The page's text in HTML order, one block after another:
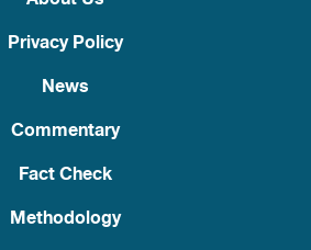
Privacy Policy
News
Commentary
Fact Check
Methodology